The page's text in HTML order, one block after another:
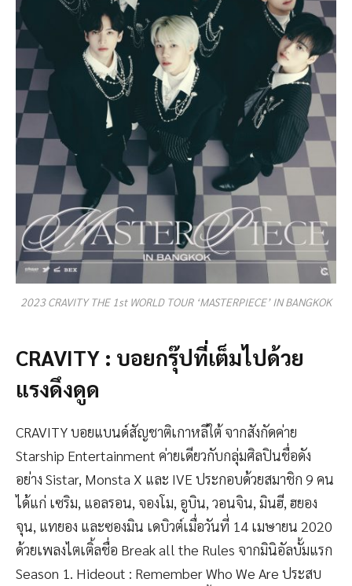
2023 CRAVITY THE 1st WORLD TOUR ‘MASTERPIECE’ IN BANGKOK
CRAVITY : บอยกรุ๊ปที่เต็มไปด้วย
แรงดึงดูด
CRAVITY บอยแบนด์สัญชาติเกาหลีใต้ จากสังกัดค่าย
Starship Entertainment ค่ายเดียวกับกลุ่มศิลปินชื่อดัง
อย่าง Sistar, Monsta X และ IVE ประกอบด้วยสมาชิก 9 คน
ได้แก่ เซริม, แอลรอน, จองโม, อูบิน, วอนจิน, มินฮี, ฮยอง
จุน, แทยอง และซองมิน เดบิวต์เมื่อวันที่ 14 เมษายน 2020
ด้วยเพลงไตเติ้ลชื่อ Break all the Rules จากมินิอัลบั้มแรก
Season 1. Hideout : Remember Who We Are ประสบ